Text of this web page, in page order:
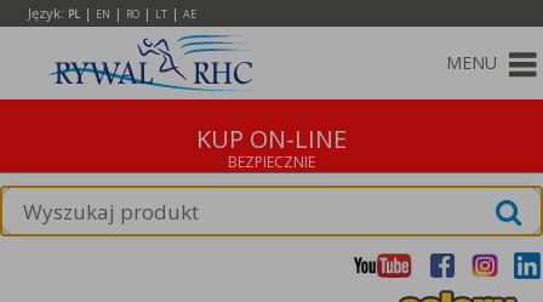
Język: PL | EN | RO | LT | AE
MENU
KUP ON-LINE